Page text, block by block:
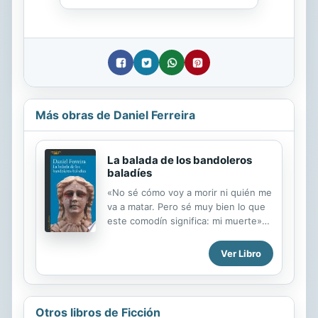
Más obras de Daniel Ferreira
La balada de los bandoleros
baladíes
«No sé cómo voy a morir ni quién me
va a matar. Pero sé muy bien lo que
este comodín significa: mi muerte»
Pentalogía de Colombia, Daniel
Ferreira indaga en los orígenes de la
violencia a través de cuatro
devastación: dos amigos
Ver Libro
Otros libros de Ficción